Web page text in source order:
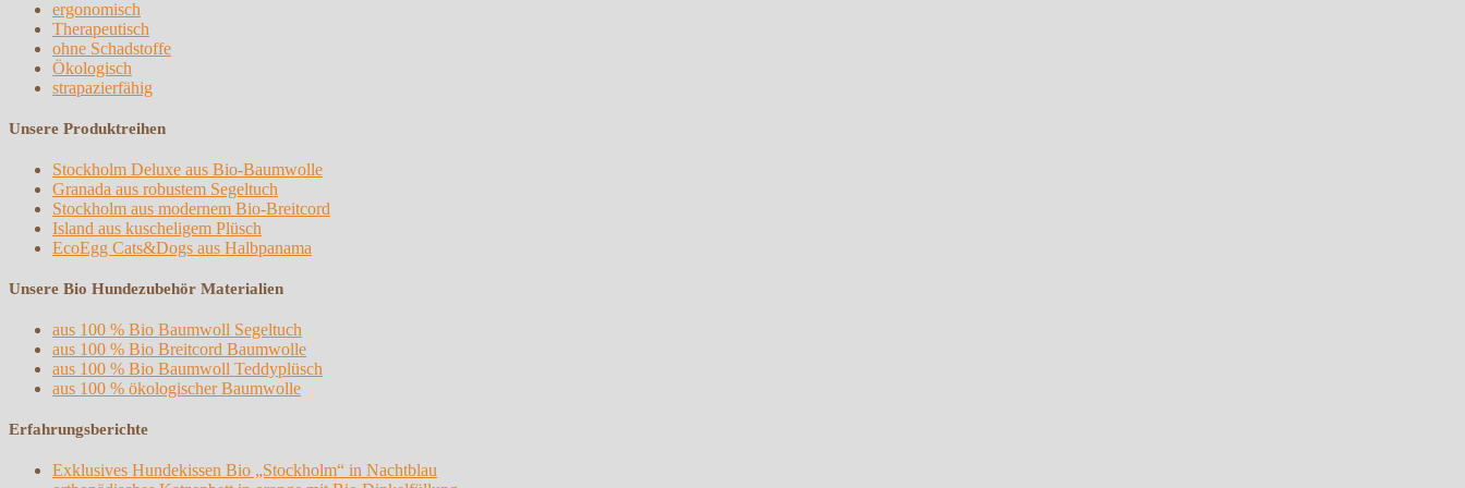
ergonomisch
Therapeutisch
ohne Schadstoffe
Ökologisch
strapazierfähig
Unsere Produktreihen
Stockholm Deluxe aus Bio-Baumwolle
Granada aus robustem Segeltuch
Stockholm aus modernem Bio-Breitcord
Island aus kuscheligem Plüsch
EcoEgg Cats&Dogs aus Halbpanama
Unsere Bio Hundezubehör Materialien
aus 100 % Bio Baumwoll Segeltuch
aus 100 % Bio Breitcord Baumwolle
aus 100 % Bio Baumwoll Teddyplüsch
aus 100 % ökologischer Baumwolle
Erfahrungsberichte
Exklusives Hundekissen Bio „Stockholm“ in Nachtblau